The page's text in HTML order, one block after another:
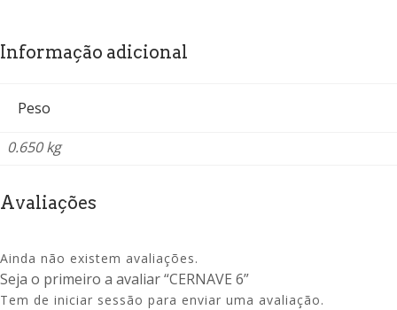
Informação adicional
Peso
0.650 kg
Avaliações
Ainda não existem avaliações.
Seja o primeiro a avaliar “CERNAVE 6”
Tem de iniciar sessão para enviar uma avaliação.